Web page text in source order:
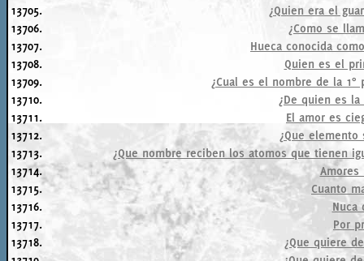
13705.
¿Quien era el
13706.
¿Como se
13707.
Hueca conocida
13708.
Quien es el
13709.
¿Cual es el nombre de la 1°
13710.
¿De quien es la
13711.
El amor es
13712.
¿Que elemento
13713.
¿Que nombre reciben los atomos que tienen
13714.
Amores
13715.
Cuanto
13716.
Nuca
13717.
Por
13718.
¿Que quiere